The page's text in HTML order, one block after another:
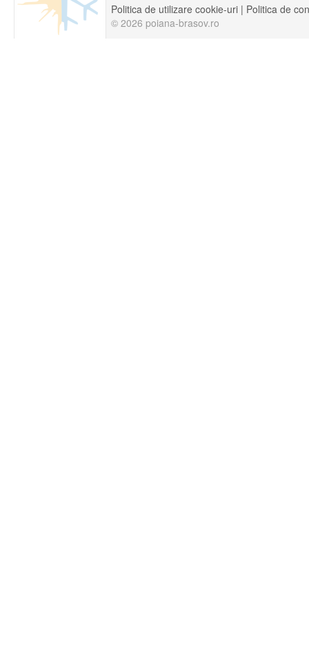
Politica de utilizare cookie-uri | Politica de
© 2026 poiana-brasov.ro